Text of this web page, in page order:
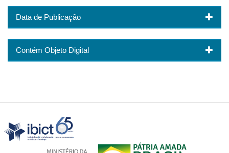
Data de Publicação
Contém Objeto Digital